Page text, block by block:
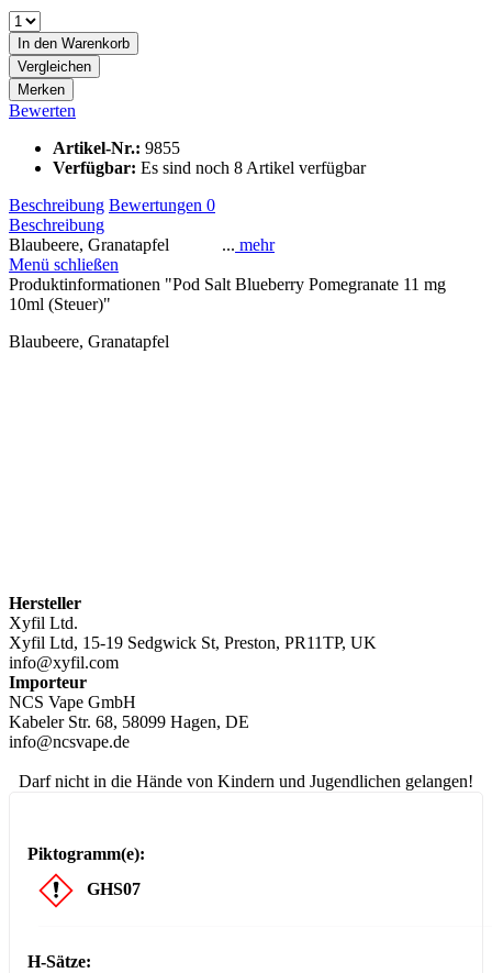
In den Warenkorb
Vergleichen
Merken
Bewerten
Artikel-Nr.: 9855
Verfügbar: Es sind noch 8 Artikel verfügbar
Beschreibung Bewertungen 0
Beschreibung
Blaubeere, Granatapfel ... mehr
Menü schließen
Produktinformationen "Pod Salt Blueberry Pomegranate 11 mg
10ml (Steuer)"
Blaubeere, Granatapfel
Hersteller
Xyfil Ltd.
Xyfil Ltd, 15-19 Sedgwick St, Preston, PR11TP, UK
info@xyfil.com
Importeur
NCS Vape GmbH
Kabeler Str. 68, 58099 Hagen, DE
info@ncsvape.de
Darf nicht in die Hände von Kindern und Jugendlichen gelangen!
Piktogramm(e):
GHS07
H-Sätze: